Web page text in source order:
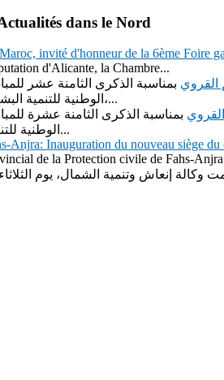
dans le Nord
invité d'honneur de la 6ème Foire
d'Alicante, la Chambre...
القروي بمناسبة الذكرى الثامنة عشر
الوطنية للتنمية البشرية،...
بمناسبة الذكرى الثامنة عشرة
الوطنية للتنمية...
Anjra: Inauguration du nouveau siège
de la Protection civile de Fahs-Anjra